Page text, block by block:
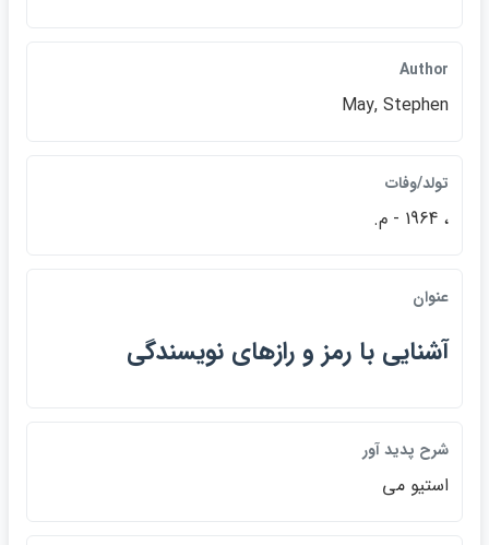
Author
May, Stephen
تولد/وفات
، 1964 - م.
عنوان
آشنايي با رمز و رازهاي نويسندگي
شرح پديد آور
استيو مي